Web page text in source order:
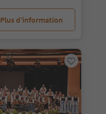
Plus d’information